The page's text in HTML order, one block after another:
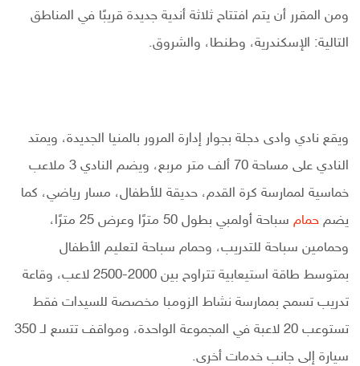
ومن المقرر أن يتم افتتاح ثلاثة أندية جديدة قريبًا في المناطق
التالية: الإسكندرية، وطنطا، والشروق.
ويقع نادي وادى دجلة بجوار إدارة المرور بالمنيا الجديدة، ويمتد
النادي على مساحة 70 ألف متر مربع، ويضم النادي 3 ملاعب
خماسية لممارسة كرة القدم، حديقة للأطفال، مسار رياضي، كما
يضم حمام
سباحة أولمبي بطول 50 مترًا وعرض 25 مترًا،
وحمامين سباحة للتدريب، وحمام سباحة لتعليم الأطفال
بمتوسط طاقة استيعابية تتراوح بين 2000-2500 لاعب، وقاعة
تدريب تسمح بممارسة نشاط الزومبا مخصصة للسيدات فقط
تستوعب 20 لاعبة في المجموعة الواحدة، ومواقف تتسع لـ 350
سيارة إلى جانب خدمات أخرى.